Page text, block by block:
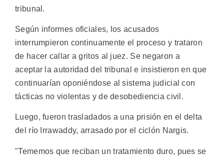
tribunal.
Según informes oficiales, los acusados
interrumpieron continuamente el proceso y trataron
de hacer callar a gritos al juez. Se negaron a
aceptar la autoridad del tribunal e insistieron en que
continuarían oponiéndose al sistema judicial con
tácticas no violentas y de desobediencia civil.
Luego, fueron trasladados a una prisión en el delta
del río Irrawaddy, arrasado por el ciclón Nargis.
"Tememos que reciban un tratamiento duro, pues se